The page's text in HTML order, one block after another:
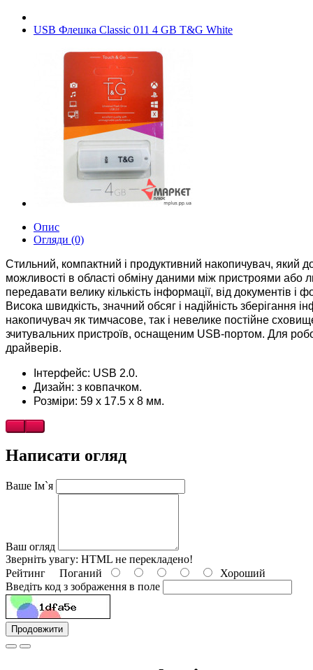
USB Флешка Classic 011 4 GB T&G White
Опис
Огляди (0)
Стильний, компактний і продуктивний накопичувач, який
можливості в області обміну даними між пристроями
передавати велику кількість інформації, від документів і
Висока швидкість, значний обсяг і надійність зберігання
накопичувач як тимчасове, так і невелике постійне
зчитувальних пристроїв, оснащеним USB-портом. Для
драйверів.
Інтерфейс: USB 2.0.
Дизайн: з ковпачком.
Розміри: 59 х 17.5 х 8 мм.
Написати огляд
Ваше Ім`я
Ваш огляд
Зверніть увагу: HTML не перекладено!
Рейтинг Поганий
Хороший
Введіть код з зображення в поле
Продовжити